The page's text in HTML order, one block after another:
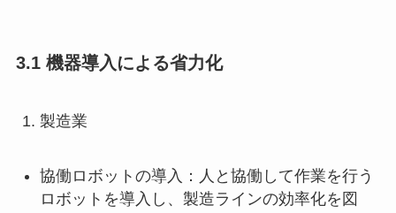
3.1 機器導入による省力化
製造業
協働ロボットの導入：人と協働して作業を行う
ロボットを導入し、製造ラインの効率化を図